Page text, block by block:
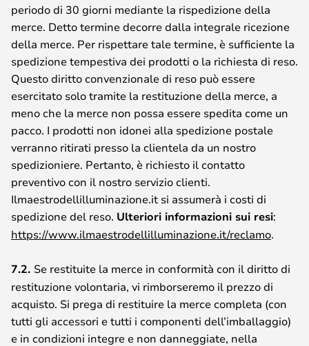
periodo di 30 giorni mediante la rispedizione della
merce. Detto termine decorre dalla integrale ricezione
della merce. Per rispettare tale termine, è sufficiente la
spedizione tempestiva dei prodotti o la richiesta di reso.
Questo diritto convenzionale di reso può essere
esercitato solo tramite la restituzione della merce, a
meno che la merce non possa essere spedita come un
pacco. I prodotti non idonei alla spedizione postale
verranno ritirati presso la clientela da un nostro
spedizioniere. Pertanto, è richiesto il contatto
preventivo con il nostro servizio clienti.
Ilmaestrodellilluminazione.it si assumerà i costi di
spedizione del reso. Ulteriori informazioni sui resi:
https://www.ilmaestrodellilluminazione.it/reclamo.
7.2. Se restituite la merce in conformità con il diritto di
restituzione volontaria, vi rimborseremo il prezzo di
acquisto. Si prega di restituire la merce completa (con
tutti gli accessori e tutti i componenti dell’imballaggio)
e in condizioni integre e non danneggiate, nella